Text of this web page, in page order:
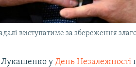
виступатиме за збереження
Лукашенко уДень Незалежності